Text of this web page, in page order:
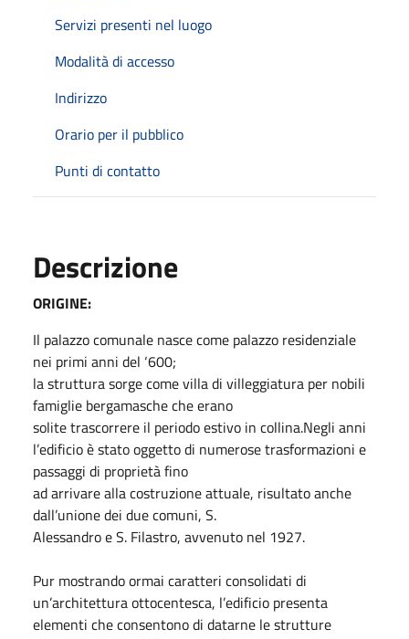
Servizi presenti nel luogo
Modalità di accesso
Indirizzo
Orario per il pubblico
Punti di contatto
Descrizione
ORIGINE:
Il palazzo comunale nasce come palazzo residenziale
nei primi anni del ‘600;
la struttura sorge come villa di villeggiatura per nobili
famiglie bergamasche che erano
solite trascorrere il periodo estivo in collina.Negli anni
l’edificio è stato oggetto di numerose trasformazioni e
passaggi di proprietà fino
ad arrivare alla costruzione attuale, risultato anche
dall’unione dei due comuni, S.
Alessandro e S. Filastro, avvenuto nel 1927.
Pur mostrando ormai caratteri consolidati di
un’architettura ottocentesca, l’edificio presenta
elementi che consentono di datarne le strutture